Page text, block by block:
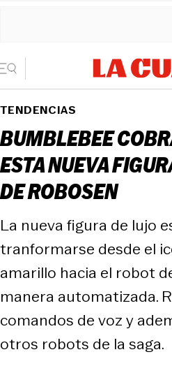
TENDENCIAS
BUMBLEBEE
ESTA NUEVA
DE ROBOSEN
La nueva figura de lujo
tranformarse desde el
amarillo hacia el robot
manera automatizada.
comandos de voz y
otros robots de la saga.